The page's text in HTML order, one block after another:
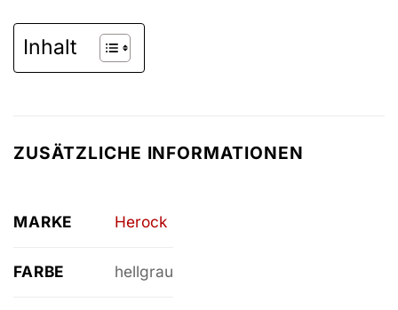
Inhalt
ZUSÄTZLICHE INFORMATIONEN
MARKE Herock
FARBE hellgrau